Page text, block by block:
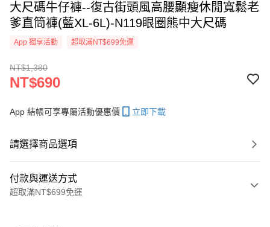
大尺碼牛仔褲--復古街頭風高腰顯瘦休閒寬鬆老
爹直筒褲(藍XL-6L)-N119眼圈熊中大尺碼
App 獨享活動 超取滿NT$699免運
NT$1,380
NT$690
App 結帳可享專屬活動優惠價 立即下載
請選擇商品選項
付款與運送方式
超取滿NT$699免運